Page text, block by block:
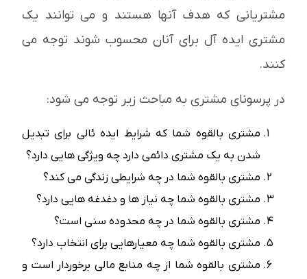
مشتریانی که هدف آنها هستند و می توانند یک
مشتری ایده آل برای آنان محسوب شوند توجه می
کنند.
در پرسونای مشتری به مباحث زیر توجه می شود:
مشتری بالقوه شما که شرایط ایده ئالی برای تبدیل
شدن به یک مشتری دائمی دارد چه ویژگی هایی دارد؟
مشتری بالقوه شما در چه شرایطی زندگی می کند؟
مشتری بالقوه شما چه نیاز ها و دغدغه هایی دارد؟
مشتری بالقوه شما در چه محدوده سنی است؟
مشتری بالقوه شما چه معیارهایی برای انتخاب دارد؟
مشتری بالقوه شما از چه منابع مالی برخوردار است و